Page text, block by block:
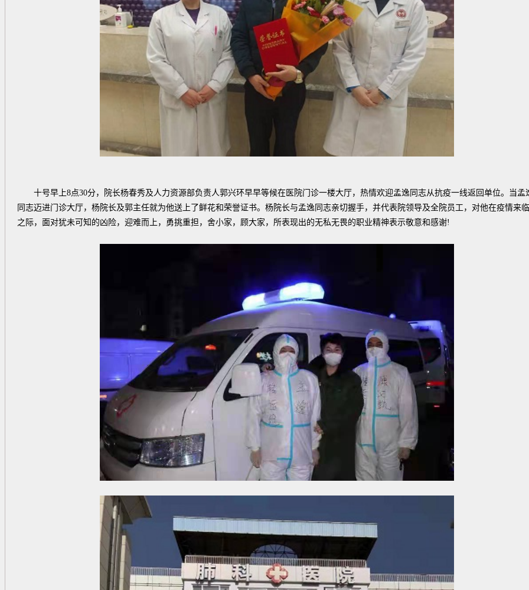
十号早上8点30分，院长杨春秀及人力资源部负责人郭兴环早早等候在医院门诊一楼大厅，热情欢迎孟逸同志从抗疫一线返回单位。当孟
同志迈进门诊大厅，杨院长及郭主任就为他送上了鲜花和荣誉证书。杨院长与孟逸同志亲切握手，并代表院领导及全院员工，对他在疫情来临
之际，面对犹未可知的凶险，迎难而上，勇挑重担，舍小家，顾大家，所表现出的无私无畏的职业精神表示敬意和感谢!